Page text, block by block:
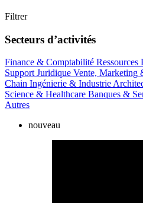
Filtrer
Secteurs d’activités
Finance & Comptabilité Ressources
SupportJuridique Vente, Marketing
Chain Ingénierie & Industrie
Science & Healthcare Banques &
Autres
nouveau